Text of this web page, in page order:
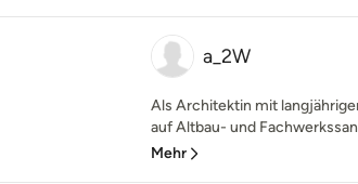
a_2W
Als Architektin mit
auf Altbau- und
Mehr